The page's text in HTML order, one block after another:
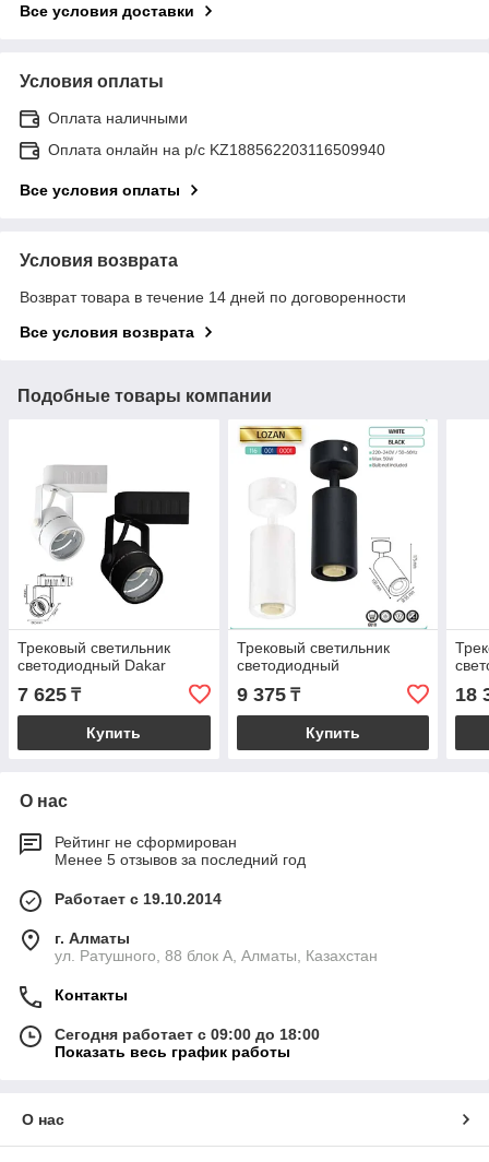
Все условия доставки
Условия оплаты
Оплата наличными
Оплата онлайн на р/с KZ188562203116509940
Все условия оплаты
Условия возврата
Возврат товара в течение 14 дней по договоренности
Все условия возврата
Подобные товары компании
Трековый светильник
светодиодный Dakar
7 625 ₸
Купить
Трековый светильник
светодиодный
9 375₸
Купить
18
О нас
Рейтинг не сформирован
Менее 5 отзывов за последний год
Работает с 19.10.2014
г. Алматы
ул. Ратушного, 88 блок A, Алматы, Казахстан
Контакты
Сегодня работает с 09:00 до 18:00
Показать весь график работы
О нас